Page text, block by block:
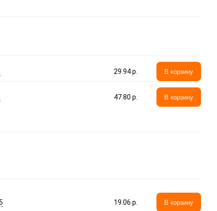
29.94 p. В корзину
47.80 p. В корзину
19.06 p. В корзину